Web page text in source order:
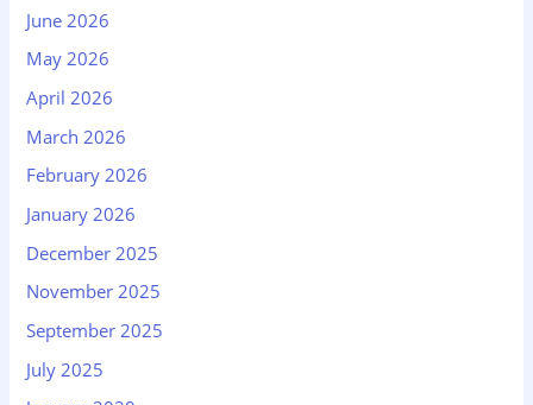
June 2026
May 2026
April 2026
March 2026
February 2026
January 2026
December 2025
November 2025
September 2025
July 2025